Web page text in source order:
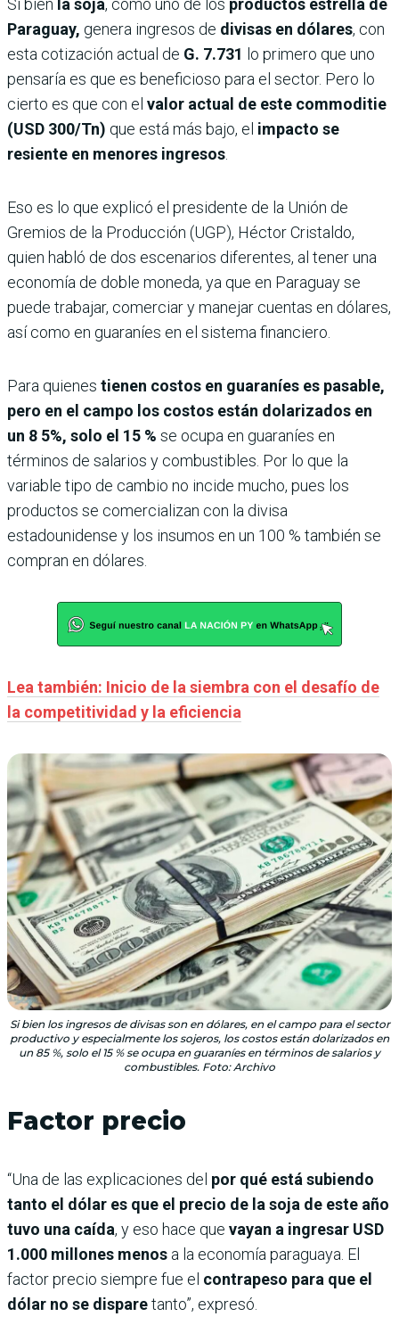
Si bien la soja, como uno de los productos estrella de
Paraguay, genera ingresos de divisas en dólares, con
esta cotización actual de G. 7.731 lo primero que uno
pensaría es que es beneficioso para el sector. Pero lo
cierto es que con el valor actual de este commoditie
(USD 300/Tn) que está más bajo, el impacto se
resiente en menores ingresos.
Eso es lo que explicó el presidente de la Unión de
Gremios de la Producción (UGP), Héctor Cristaldo,
quien habló de dos escenarios diferentes, al tener una
economía de doble moneda, ya que en Paraguay se
puede trabajar, comerciar y manejar cuentas en dólares,
así como en guaraníes en el sistema financiero.
Para quienes tienen costos en guaraníes es pasable,
pero en el campo los costos están dolarizados en
un 8 5%, solo el 15 % se ocupa en guaraníes en
términos de salarios y combustibles. Por lo que la
variable tipo de cambio no incide mucho, pues los
productos se comercializan con la divisa
estadounidense y los insumos en un 100 % también se
compran en dólares.
Lea también: Inicio de la siembra con el desafío de
la competitividad y la eficiencia
Si bien los ingresos de divisas son en dólares, en el campo para el sector
productivo y especialmente los sojeros, los costos están dolarizados en
un 85 %, solo el 15 % se ocupa en guaraníes en términos de salarios y
combustibles. Foto: Archivo
Factor precio
“Una de las explicaciones del por qué está subiendo
tanto el dólar es que el precio de la soja de este año
tuvo una caída, y eso hace que vayan a ingresar USD
1.000 millones menos a la economía paraguaya. El
factor precio siempre fue el contrapeso para que el
dólar no se disparetanto”, expresó.